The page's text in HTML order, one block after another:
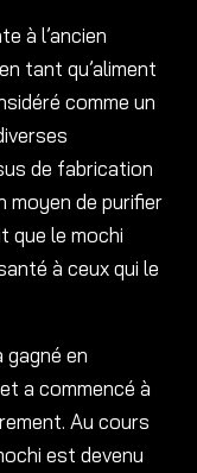
à l’ancien
tant qu’aliment
comme un
de fabrication
moyen de purifier
que le mochi
à ceux qui le
gagné en
a commencé à
Au cours
est devenu